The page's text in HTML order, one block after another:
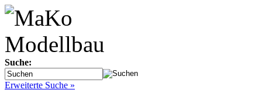
Suche:
Erweiterte Suche »